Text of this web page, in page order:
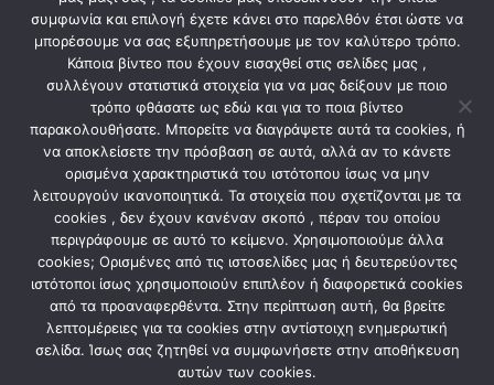
ΣΧΕΤΙΚΆ ΠΡΟΪΌΝΤΑ
ΦΩΤΙΣΜΟΣ
ΣΠΟΤ ΟΡΟΦΗΣ ΡΟΖΕΤΑ
ΔΙΠΛΗ GU10 SLIM ΛΕΥΚΗ
ΦΩΤΙΣΜΟΣ
ΣΠΟΤ ΟΡΟΦΗΣ ΡΟΖΕΤΑ
ΜΟΝΗ GU10 SLIM ΛΕΥΚΗ
16,42
συμφωνία και επιλογή έχετε κάνει στο παρελθόν έτσι ώστε να
μπορέσουμε να σας εξυπηρετήσουμε με τον καλύτερο τρόπο.
Κάποια βίντεο που έχουν εισαχθεί στις σελίδες μας ,
συλλέγουν στατιστικά στοιχεία για να μας δείξουν με ποιο
τρόπο φθάσατε ως εδώ και για το ποια βίντεο
παρακολουθήσατε. Μπορείτε να διαγράψετε αυτά τα cookies, ή
να αποκλείσετε την πρόσβαση σε αυτά, αλλά αν το κάνετε
ορισμένα χαρακτηριστικά του ιστότοπου ίσως να μην
λειτουργούν ικανοποιητικά. Τα στοιχεία που σχετίζονται με τα
cookies , δεν έχουν κανέναν σκοπό , πέραν του οποίου
περιγράφουμε σε αυτό το κείμενο. Χρησιμοποιούμε άλλα
cookies; Ορισμένες από τις ιστοσελίδες μας ή δευτερεύοντες
ιστότοποι ίσως χρησιμοποιούν επιπλέον ή διαφορετικά cookies
από τα προαναφερθέντα. Στην περίπτωση αυτή, θα βρείτε
λεπτομέρειες για τα cookies στην αντίστοιχη ενημερωτική
σελίδα. Ίσως σας ζητηθεί να συμφωνήσετε στην αποθήκευση
αυτών των cookies.